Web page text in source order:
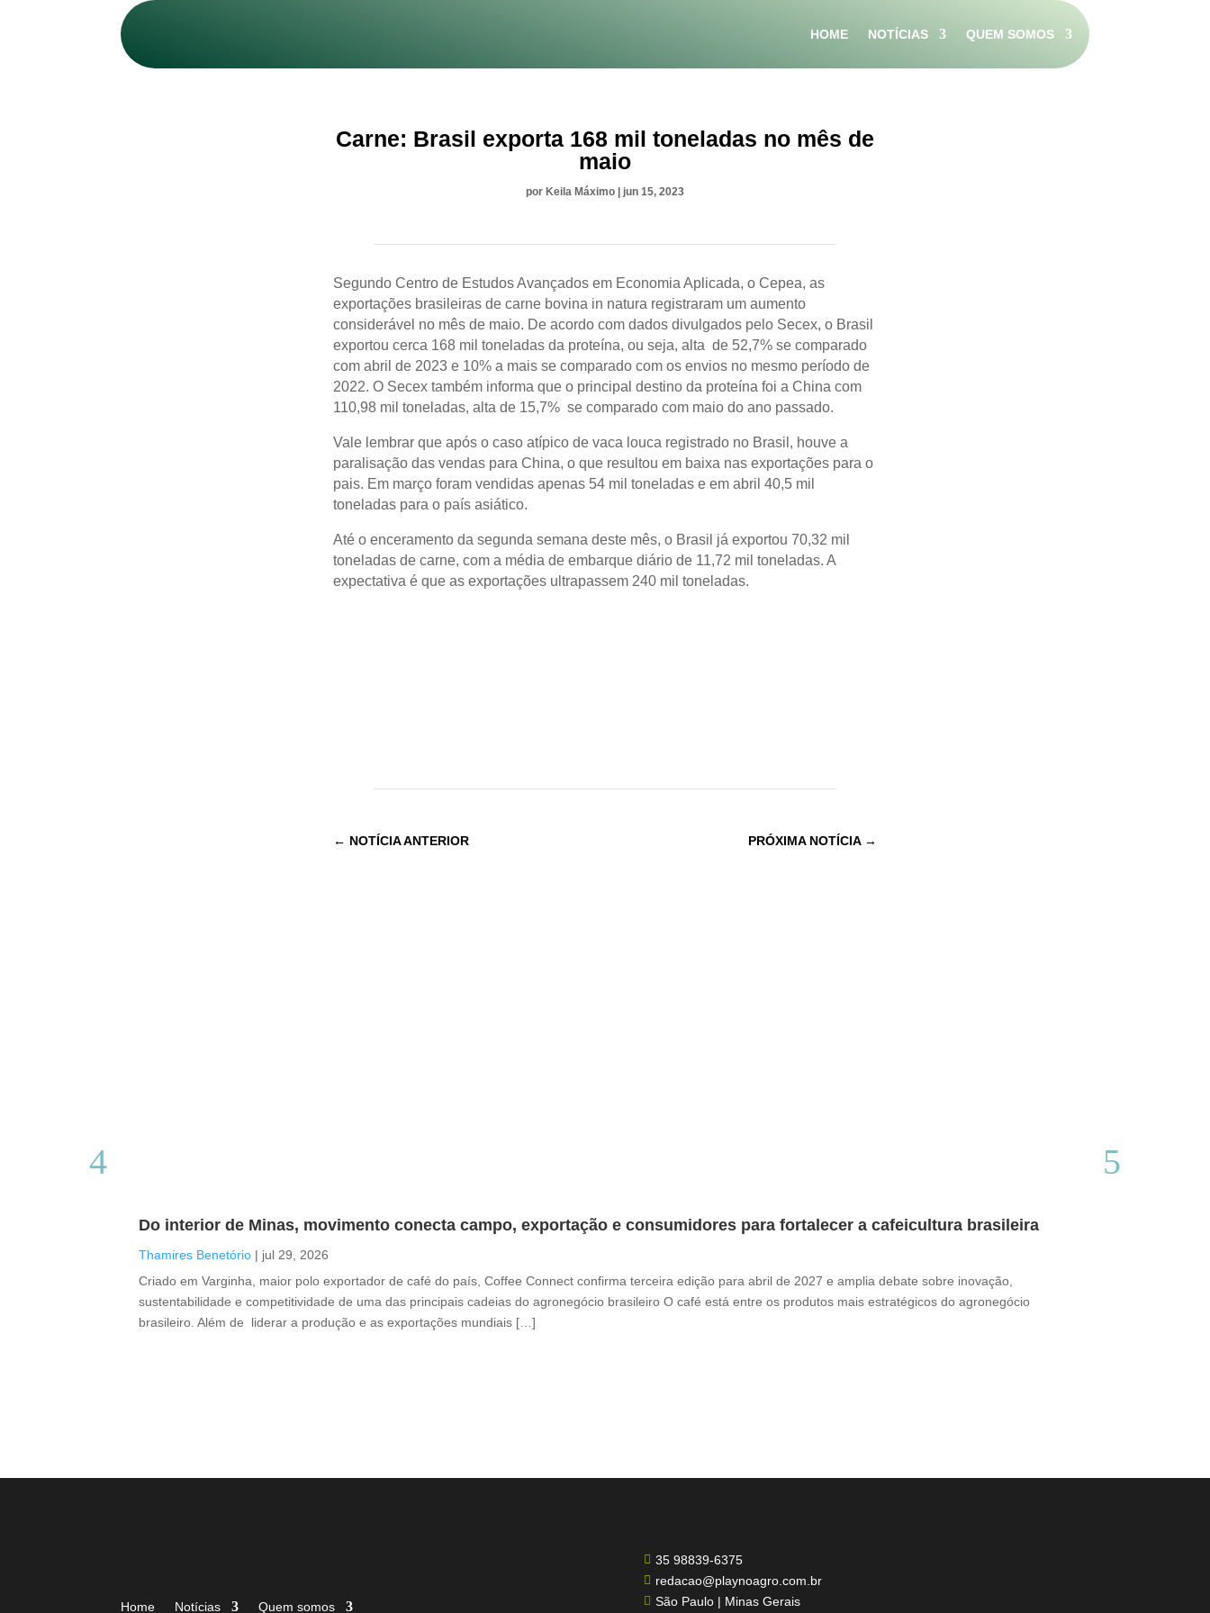
HOME NOTÍCIAS QUEM SOMOS
Carne: Brasil exporta 168 mil toneladas no mês de
maio
por Keila Máximo | jun 15, 2023
Segundo Centro de Estudos Avançados em Economia Aplicada, o Cepea, as
exportações brasileiras de carne bovina in natura registraram um aumento
considerável no mês de maio. De acordo com dados divulgados pelo Secex, o Brasil
exportou cerca 168 mil toneladas da proteína, ou seja, alta de 52,7% se comparado
com abril de 2023 e 10% a mais se comparado com os envios no mesmo período de
2022. O Secex também informa que o principal destino da proteína foi a China com
110,98 mil toneladas, alta de 15,7% se comparado com maio do ano passado.
Vale lembrar que após o caso atípico de vaca louca registrado no Brasil, houve a
paralisação das vendas para China, o que resultou em baixa nas exportações para o
pais. Em março foram vendidas apenas 54 mil toneladas e em abril 40,5 mil
toneladas para o país asiático.
Até o enceramento da segunda semana deste mês, o Brasil já exportou 70,32 mil
toneladas de carne, com a média de embarque diário de 11,72 mil toneladas. A
expectativa é que as exportações ultrapassem 240 mil toneladas.
← NOTÍCIA ANTERIOR PRÓXIMA NOTÍCIA→
Do interior de Minas, movimento conecta campo, exportação e consumidores para fortalecer a cafeicultura brasileira
Thamires Benetório | jul 29, 2026
Criado em Varginha, maior polo exportador de café do país, Coffee Connect confirma terceira edição para abril de 2027 e amplia debate sobre inovação,
sustentabilidade e competitividade de uma das principais cadeias do agronegócio brasileiro O café está entre os produtos mais estratégicos do agronegócio
brasileiro. Além de liderar a produção e as exportações mundiais […]
Home Notícias Quem somos
 35 98839-6375
 redacao@playnoagro.com.br
 São Paulo | Minas Gerais